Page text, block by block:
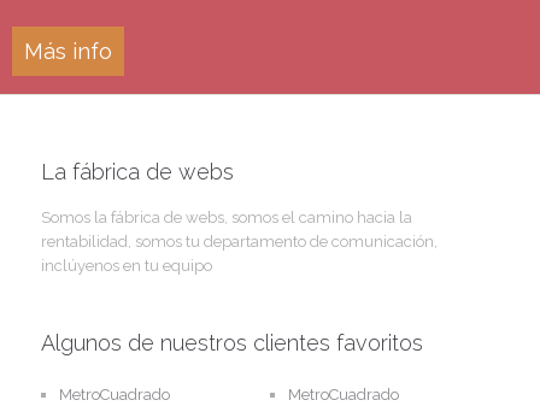
Más info
La fábrica de webs
Somos la fábrica de webs, somos el camino hacia la
rentabilidad, somos tu departamento de comunicación,
inclúyenos en tu equipo
Algunos de nuestros clientes favoritos
MetroCuadrado
MetroCuadrado